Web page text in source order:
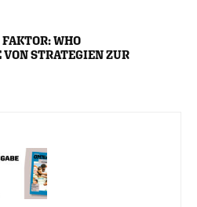
WHO
STRATEGIEN ZUR